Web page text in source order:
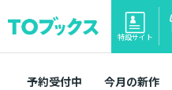
特設サイト
予約受付中 今月の新作